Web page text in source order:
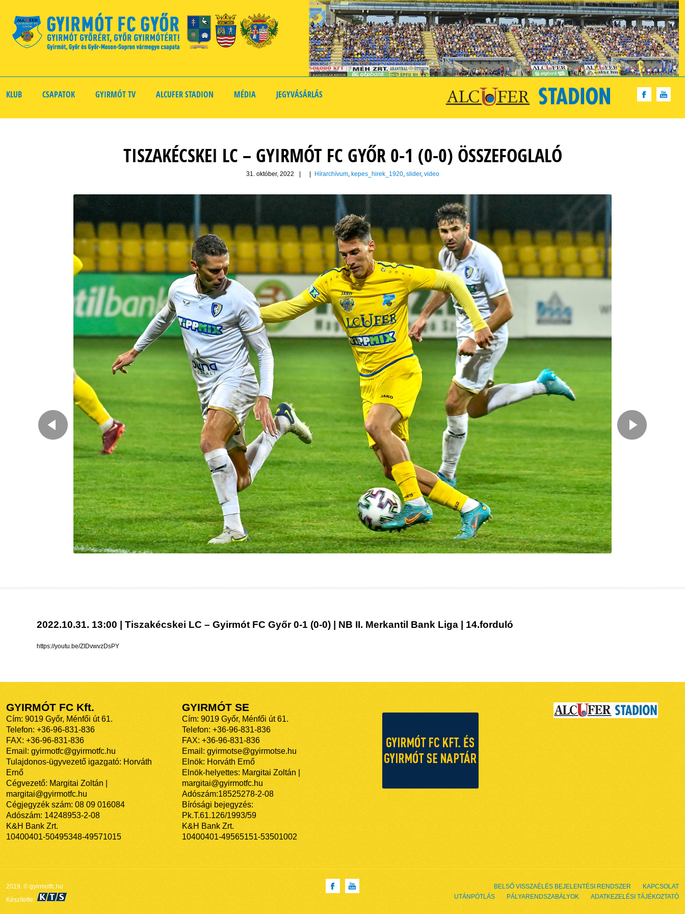
KLUB CSAPATOK GYIRMÓT TV ALCUFER STADION MÉDIA JEGYVÁSÁRLÁS
TISZAKÉCSKEI LC – GYIRMÓT FC GYŐR 0-1 (0-0) ÖSSZEFOGLALÓ
31. október, 2022 Hírarchívum, kepes_hirek_1920, slider, video
2022.10.31. 13:00 | Tiszakécskei LC – Gyirmót FC Győr 0-1 (0-0) | NB II. Merkantil Bank Liga | 14.forduló
https://youtu.be/ZIDvwvzDsPY
GYIRMÓT FC Kft.
Cím: 9019 Győr, Ménfői út 61.
Telefon: +36-96-831-836
FAX: +36-96-831-836
Email: gyirmotfc@gyirmotfc.hu
Tulajdonos-ügyvezető igazgató: Horváth
Ernő
Cégvezető: Margitai Zoltán |
margitai@gyirmotfc.hu
Cégjegyzék szám: 08 09 016084
Adószám: 14248953-2-08
K&H Bank Zrt.
10400401-50495348-49571015
GYIRMÓT SE
Cím: 9019 Győr, Ménfői út 61.
Telefon: +36-96-831-836
FAX: +36-96-831-836
Email: gyirmotse@gyirmotse.hu
Elnök: Horváth Ernő
Elnök-helyettes: Margitai Zoltán |
margitai@gyirmotfc.hu
Adószám:18525278-2-08
Bírósági bejegyzés:
Pk.T.61.126/1993/59
K&H Bank Zrt.
10400401-49565151-53501002
BELSŐ VISSZAÉLÉS BEJELENTÉSI RENDSZER
KAPCSOLAT
UTÁNPÓTLÁS
PÁLYARENDSZABÁLYOK ADATKEZELÉSI TÁJÉKOZTATÓ
2019. © gyirmotfc.hu
Készítette: